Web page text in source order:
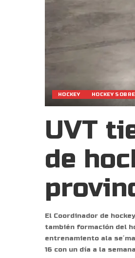
HOCKEY HOCKEY
UVT
de
El Coordinador de
también formación del
entrenamiento ala
16 con un día a la